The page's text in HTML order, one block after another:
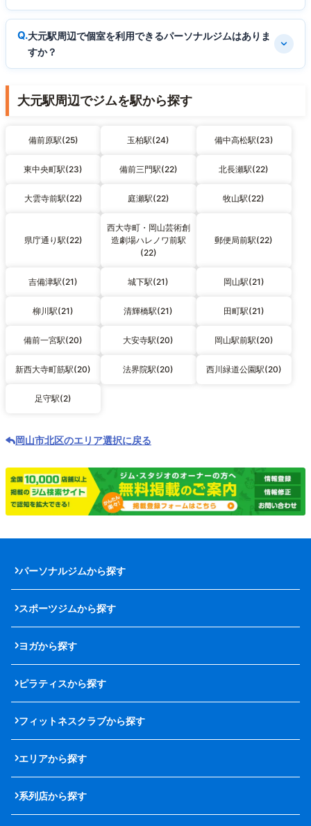
大元駅周辺で個室を利用できるパーソナルジムはありま
すか？
大元駅周辺でジムを駅から探す
備前原駅(25) 玉柏駅(24) 備中高松駅(23)
東中央町駅(23) 備前三門駅(22) 北長瀬駅(22)
大雲寺前駅(22) 庭瀬駅(22) 牧山駅(22)
県庁通り駅(22)
西大寺町・岡山芸術創
造劇場ハレノワ前駅
(22)
郵便局前駅(22)
吉備津駅(21) 城下駅(21) 岡山駅(21)
柳川駅(21) 清輝橋駅(21) 田町駅(21)
備前一宮駅(20) 大安寺駅(20) 岡山駅前駅(20)
新西大寺町筋駅(20) 法界院駅(20) 西川緑道公園駅(20)
足守駅(2)
岡山市北区のエリア選択に戻る
パーソナルジムから探す
スポーツジムから探す
ヨガから探す
ピラティスから探す
フィットネスクラブから探す
エリアから探す
系列店から探す